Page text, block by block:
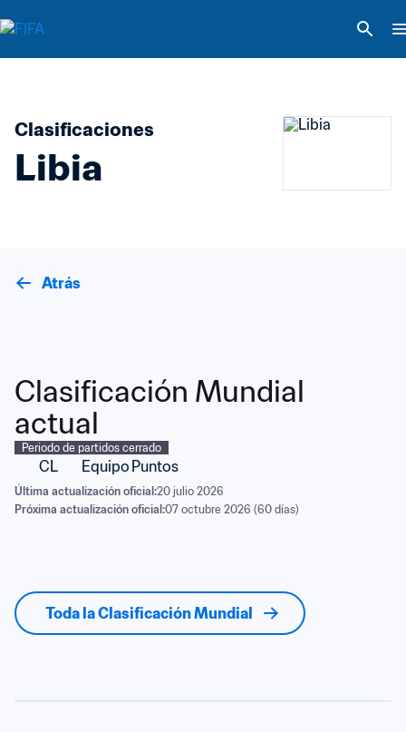
Clasificaciones
Libia
Atrás
Clasificación Mundial
actual
Periodo de partidos cerrado
CL Equipo Puntos
Última actualización oficial:20 julio 2026
Próxima actualización oficial:07 octubre 2026 (60 días)
Toda la Clasificación Mundial